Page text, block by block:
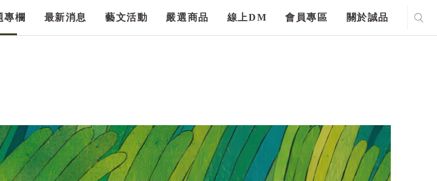
專欄 最新消息 藝文活動 嚴選商品 線上DM 會員專區 關於誠品